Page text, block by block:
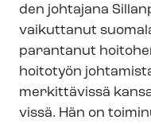
den johtajana
vaikuttanut
parantanut
hoitotyön
merkittävissä
vis­sä. Hän on